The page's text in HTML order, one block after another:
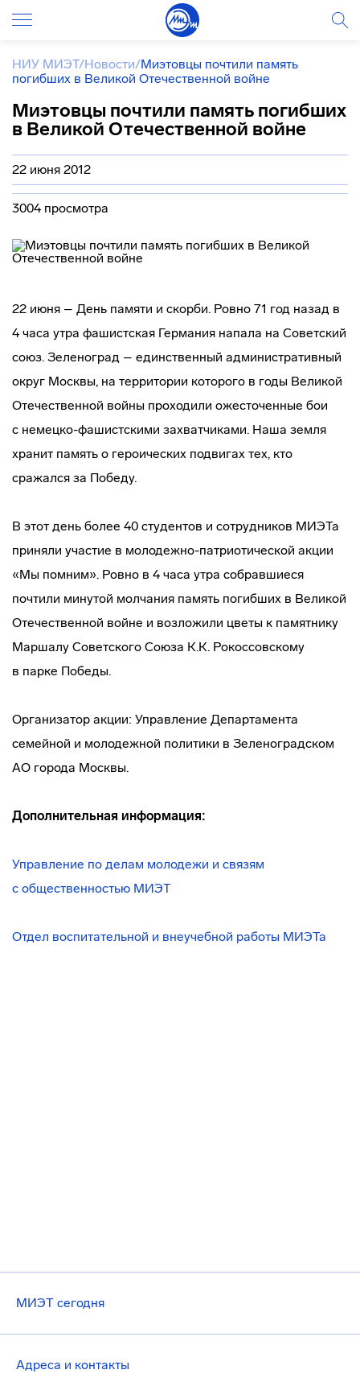
НИУ МИЭТ/Новости/Миэтовцы почтили память
погибших в Великой Отечественной войне
Миэтовцы почтили память погибших
в Великой Отечественной войне
22 июня 2012
3004 просмотра
22 июня – День памяти и скорби. Ровно 71 год назад в
4 часа утра фашистская Германия напала на Советский
союз. Зеленоград – единственный административный
округ Москвы, на территории которого в годы Великой
Отечественной войны проходили ожесточенные бои
с немецко-фашистскими захватчиками. Наша земля
хранит память о героических подвигах тех, кто
сражался за Победу.
В этот день более 40 студентов и сотрудников МИЭТа
приняли участие в молодежно-патриотической акции
«Мы помним». Ровно в 4 часа утра собравшиеся
почтили минутой молчания память погибших в Великой
Отечественной войне и возложили цветы к памятнику
Маршалу Советского Союза К.К. Рокоссовскому
в парке Победы.
Организатор акции: Управление Департамента
семейной и молодежной политики в Зеленоградском
АО города Москвы.
Дополнительная информация:
Управление по делам молодежи и связям
с общественностью МИЭТ
Отдел воспитательной и внеучебной работы МИЭТа
МИЭТ сегодня
Адреса и контакты